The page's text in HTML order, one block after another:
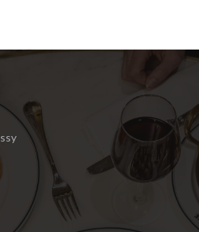
((öffnet ein neues Fenster))